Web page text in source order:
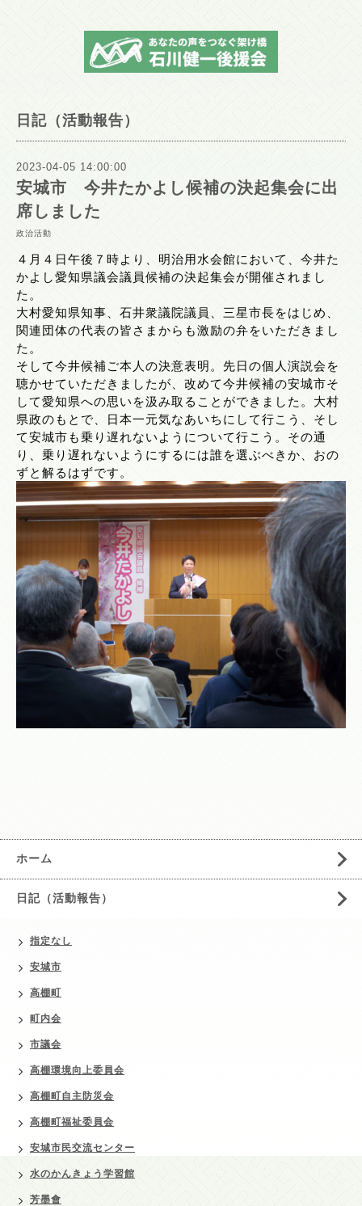
日記（活動報告）
2023-04-05 14:00:00
安城市 今井たかよし候補の決起集会に出
席しました
政治活動
４月４日午後７時より、明治用水会館において、今井た
かよし愛知県議会議員候補の決起集会が開催されまし
た。
大村愛知県知事、石井衆議院議員、三星市長をはじめ、
関連団体の代表の皆さまからも激励の弁をいただきまし
た。
そして今井候補ご本人の決意表明。先日の個人演説会を
聴かせていただきましたが、改めて今井候補の安城市そ
して愛知県への思いを汲み取ることができました。大村
県政のもとで、日本一元気なあいちにして行こう、そし
て安城市も乗り遅れないようについて行こう。その通
り、乗り遅れないようにするには誰を選ぶべきか、おの
ずと解るはずです。
ホーム
日記（活動報告）
指定なし
安城市
高棚町
町内会
市議会
高棚環境向上委員会
高棚町自主防災会
高棚町福祉委員会
安城市民交流センター
水のかんきょう学習館
芳墨會